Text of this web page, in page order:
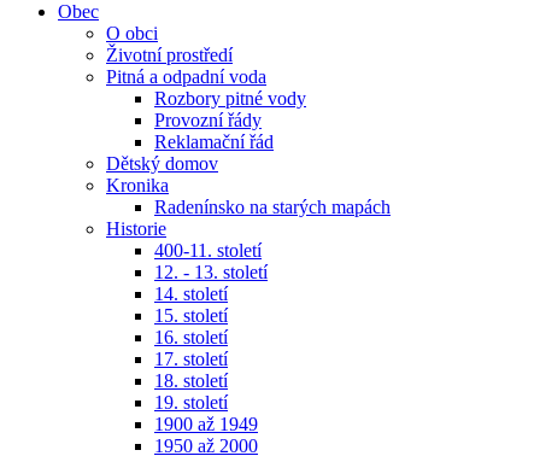
Obec
O obci
Životní prostředí
Pitná a odpadní voda
Rozbory pitné vody
Provozní řády
Reklamační řád
Dětský domov
Kronika
Radenínsko na starých mapách
Historie
400-11. století
12. - 13. století
14. století
15. století
16. století
17. století
18. století
19. století
1900 až 1949
1950 až 2000